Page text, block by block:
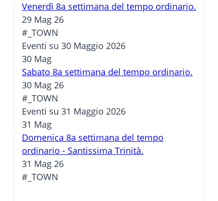
Venerdì 8a settimana del tempo ordinario.
29 Mag 26
#_TOWN
Eventi su 30 Maggio 2026
30 Mag
Sabato 8a settimana del tempo ordinario.
30 Mag 26
#_TOWN
Eventi su 31 Maggio 2026
31 Mag
Domenica 8a settimana del tempo
ordinario - Santissima Trinità.
31 Mag 26
#_TOWN